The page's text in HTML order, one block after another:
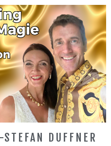
DUFFNER